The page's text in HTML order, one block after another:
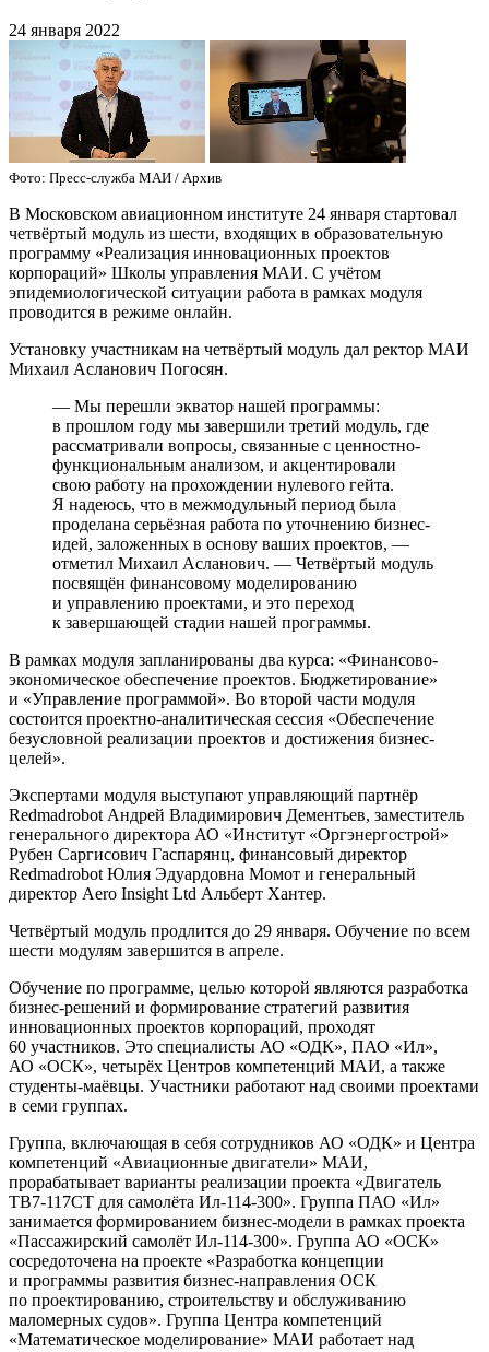
24 января 2022
Фото: Пресс-служба МАИ / Архив
В Московском авиационном институте 24 января стартовал
четвёртый модуль из шести, входящих в образовательную
программу «Реализация инновационных проектов
корпораций» Школы управления МАИ. С учётом
эпидемиологической ситуации работа в рамках модуля
проводится в режиме онлайн.
Установку участникам на четвёртый модуль дал ректор МАИ
Михаил Асланович Погосян.
— Мы перешли экватор нашей программы:
в прошлом году мы завершили третий модуль, где
рассматривали вопросы, связанные с ценностно-
функциональным анализом, и акцентировали
свою работу на прохождении нулевого гейта.
Я надеюсь, что в межмодульный период была
проделана серьёзная работа по уточнению бизнес-
идей, заложенных в основу ваших проектов, —
отметил Михаил Асланович. — Четвёртый модуль
посвящён финансовому моделированию
и управлению проектами, и это переход
к завершающей стадии нашей программы.
В рамках модуля запланированы два курса: «Финансово-
экономическое обеспечение проектов. Бюджетирование»
и «Управление программой». Во второй части модуля
состоится проектно-аналитическая сессия «Обеспечение
безусловной реализации проектов и достижения бизнес-
целей».
Экспертами модуля выступают управляющий партнёр
Redmadrobot Андрей Владимирович Дементьев, заместитель
генерального директора АО «Институт «Оргэнергострой»
Рубен Саргисович Гаспарянц, финансовый директор
Redmadrobot Юлия Эдуардовна Момот и генеральный
директор Aero Insight Ltd Альберт Хантер.
Четвёртый модуль продлится до 29 января. Обучение по всем
шести модулям завершится в апреле.
Обучение по программе, целью которой являются разработка
бизнес-решений и формирование стратегий развития
инновационных проектов корпораций, проходят
60 участников. Это специалисты АО «ОДК», ПАО «Ил»,
АО «ОСК», четырёх Центров компетенций МАИ, а также
студенты-маёвцы. Участники работают над своими проектами
в семи группах.
Группа, включающая в себя сотрудников АО «ОДК» и Центра
компетенций «Авиационные двигатели» МАИ,
прорабатывает варианты реализации проекта «Двигатель
ТВ7-117СТ для самолёта Ил-114-300». Группа ПАО «Ил»
занимается формированием бизнес-модели в рамках проекта
«Пассажирский самолёт Ил-114-300». Группа АО «ОСК»
сосредоточена на проекте «Разработка концепции
и программы развития бизнес-направления ОСК
по проектированию, строительству и обслуживанию
маломерных судов». Группа Центра компетенций
«Математическое моделирование» МАИ работает над